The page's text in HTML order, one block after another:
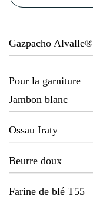
Gazpacho Alvalle®
Pour la garniture
Jambon blanc
Ossau Iraty
Beurre doux
Farine de blé T55